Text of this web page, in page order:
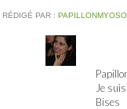
RÉDIGÉ PAR :
Je
Bises